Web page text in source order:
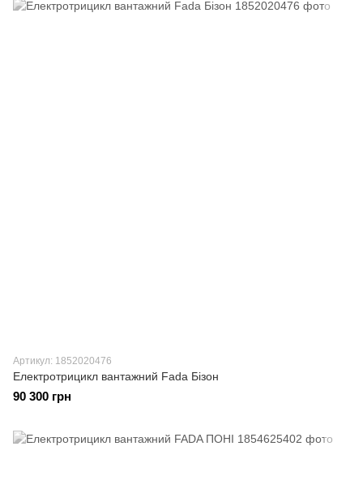
Артикул: 1852020476
Електротрицикл вантажний Fada Бізон
90 300 грн